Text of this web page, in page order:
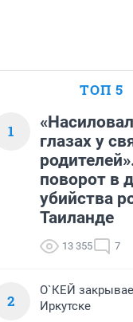
ТОП 5
1
глазах у
поворот в
убийства
Таиланде
13 355 7
2
О`КЕЙ
Иркутске